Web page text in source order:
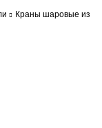
Краны шаровые из